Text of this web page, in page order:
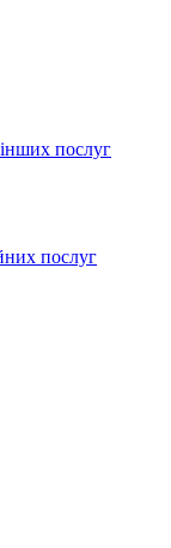
інших послуг
послуг